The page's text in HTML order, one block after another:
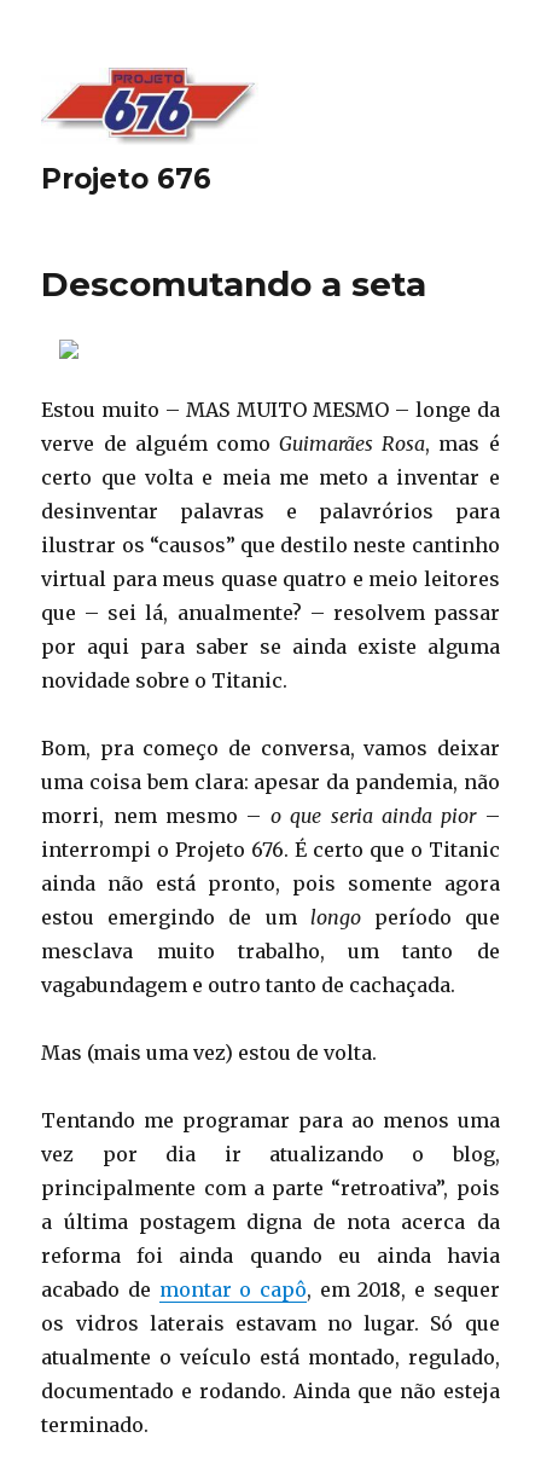
Projeto 676
Descomutando a seta
Estou muito – MAS MUITO MESMO – longe da
verve de alguém comoGuimarães Rosa, mas é
certo que volta e meia me meto a inventar e
desinventar palavras e palavrórios para
ilustrar os “causos” que destilo neste cantinho
virtual para meus quase quatro e meio leitores
que – sei lá, anualmente? – resolvem passar
por aqui para saber se ainda existe alguma
novidade sobre o Titanic.
Bom, pra começo de conversa, vamos deixar
uma coisa bem clara: apesar da pandemia, não
morri, nem mesmo – o que seria ainda pior–
interrompi o Projeto 676. É certo que o Titanic
ainda não está pronto, pois somente agora
estou emergindo de um longoperíodo que
mesclava muito trabalho, um tanto de
vagabundagem e outro tanto de cachaçada.
Mas (mais uma vez) estou de volta.
Tentando me programar para ao menos uma
vez por dia ir atualizando o blog,
principalmente com a parte “retroativa”, pois
a última postagem digna de nota acerca da
reforma foi ainda quando eu ainda havia
acabado de montar o capô, em 2018, e sequer
os vidros laterais estavam no lugar. Só que
atualmente o veículo está montado, regulado,
documentado e rodando. Ainda que não esteja
terminado.